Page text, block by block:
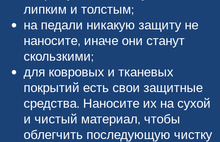
липким и толстым;
на педали никакую защиту не
наносите, иначе они станут
скользкими;
для ковровых и тканевых
покрытий есть свои защитные
средства. Наносите их на сухой
и чистый материал, чтобы
облегчить последующую чистку